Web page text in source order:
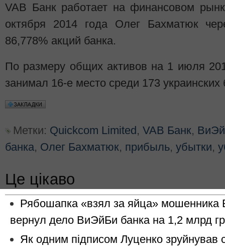
VAB Банк работает на финансовом
октября 2014 года Олег Бахматюк
86,778% акций банка.
По размеру общих активов на 1 июля
занимал 16-е место среди 173 украинских
Метки: Quickcom Limited , VAB Банк,
банка, Олег Бахматюк, прибыль, убытки,
Це цікаво
Рябошапка «взял за яйца» мошенника
вернул дело ВиЭйБи банка на 1,2 млрд
Як одним підписом Луценко зруйнував